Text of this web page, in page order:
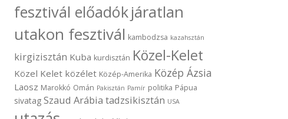
fesztivál előadókjáratlan
utakon fesztivál kambodzsa kazahsztán
kirgizisztán Kuba kurdisztán Közel-Kelet
Közel Kelet közélet Közép-Amerika Közép Ázsia
Laosz Marokkó Omán Pakisztán Pamír politika Pápua
sivatag Szaud Arábia tadzsikisztán USA